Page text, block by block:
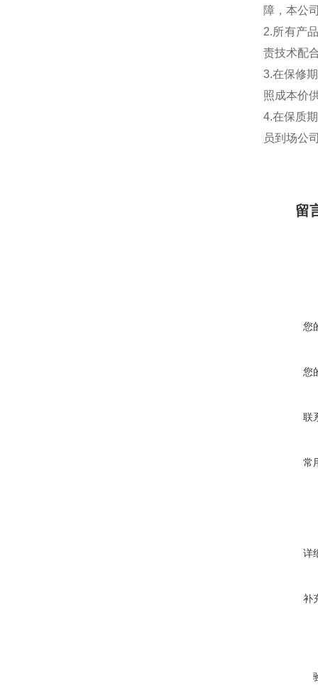
障，本公
2.所有产
责技术配
3.在保修
照成本价
4.在保质
员到场公
留
您
您
联
常
详
补